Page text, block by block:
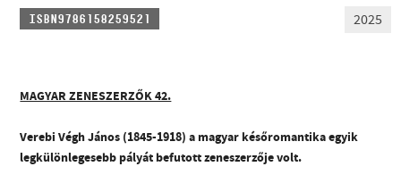
KIADVÁNYOK
KAPCSOLAT
ISBN9786158259521 2025
MAGYAR ZENESZERZŐK 42.
Verebi Végh János (1845-1918) a magyar későromantika egyik
legkülönlegesebb pályát befutott zeneszerzője volt.